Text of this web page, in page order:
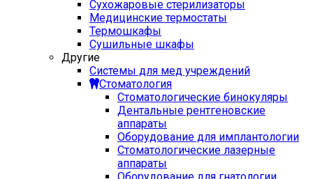
Сухожаровые стерилизаторы
Медицинские термостаты
Термошкафы
Сушильные шкафы
Другие
Системы для мед учреждений
Стоматология
Стоматологические бинокуляры
Дентальные рентгеновские
аппараты
Оборудование для имплантологии
Стоматологические лазерные
аппараты